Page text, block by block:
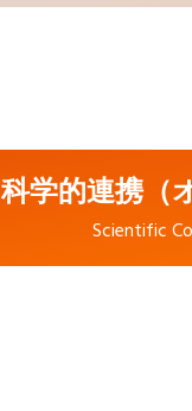
科学的連携（
Scientific